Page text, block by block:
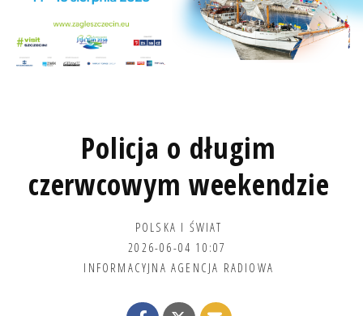
Policja o długim
czerwcowym weekendzie
POLSKA I ŚWIAT
2026-06-04 10:07
INFORMACYJNA AGENCJA RADIOWA